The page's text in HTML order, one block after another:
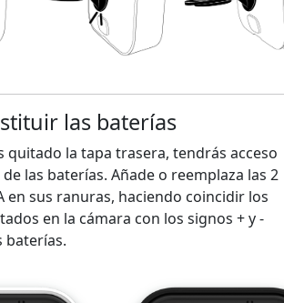
las baterías
quitado la tapa trasera, tendrás acceso
las baterías. Añade o reemplaza las 2
en sus ranuras, haciendo coincidir los
en la cámara con los signos + y -
baterías.